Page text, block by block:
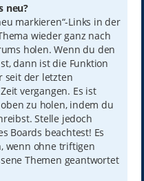
neu?
markieren“-Links in der
wieder ganz nach
holen. Wenn du den
dann ist die Funktion
seit der letzten
vergangen. Es ist
zu holen, indem du
Stelle jedoch
Boards beachtest! Es
wenn ohne triftigen
Themen geantwortet